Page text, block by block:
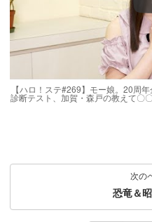
【ハロ！ステ#269】モー娘。20周
診断テスト、加賀・森戸の教えて〇
次の
恐竜＆